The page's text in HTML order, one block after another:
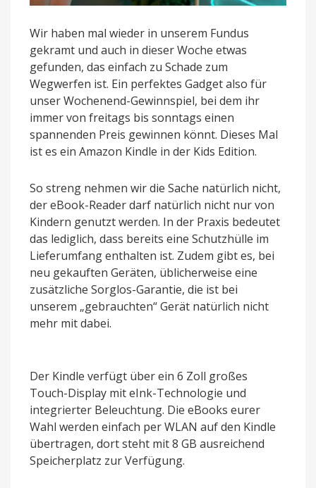
Wir haben mal wieder in unserem Fundus
gekramt und auch in dieser Woche etwas
gefunden, das einfach zu Schade zum
Wegwerfen ist. Ein perfektes Gadget also für
unser Wochenend-Gewinnspiel, bei dem ihr
immer von freitags bis sonntags einen
spannenden Preis gewinnen könnt. Dieses Mal
ist es ein Amazon Kindle in der Kids Edition.
So streng nehmen wir die Sache natürlich nicht,
der eBook-Reader darf natürlich nicht nur von
Kindern genutzt werden. In der Praxis bedeutet
das lediglich, dass bereits eine Schutzhülle im
Lieferumfang enthalten ist. Zudem gibt es, bei
neu gekauften Geräten, üblicherweise eine
zusätzliche Sorglos-Garantie, die ist bei
unserem „gebrauchten“ Gerät natürlich nicht
mehr mit dabei.
Der Kindle verfügt über ein 6 Zoll großes
Touch-Display mit eInk-Technologie und
integrierter Beleuchtung. Die eBooks eurer
Wahl werden einfach per WLAN auf den Kindle
übertragen, dort steht mit 8 GB ausreichend
Speicherplatz zur Verfügung.